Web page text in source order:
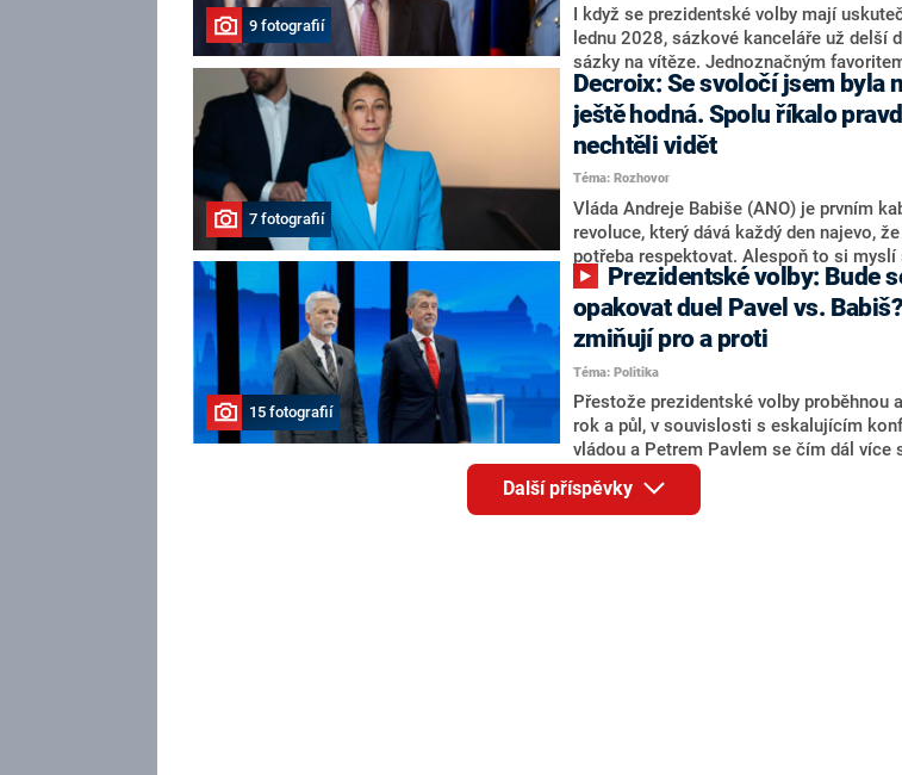
Zdeněk Nytra redakci řekl, že počítá s
některých senátorů z klubu a že Naše
nepřítel, ale soupeř.
9 fotografií
I když se prezidentské volby mají
lednu 2028, sázkové kanceláře už delší
sázky na vítěze. Jednoznačným
hlava státu Petr Pavel. Daleko za ním
zmiňují dva výrazné politiky ANO, tedy
Andreje Babiše a ministra průmyslu
Oblíbeným tipem samotných sázkařů je
Motoristy Filip Turek. Politolog Jan
o případné kandidatuře kohokoliv ze
značně pochybuje. Podle něj současná
nemá osobu, která by Pavlovi mohla
7 fotografií
Decroix: Se svoločí jsem byla
ještě hodná. Spolu říkalo
nechtěli vidět
Téma: Rozhovor
Vláda Andreje Babiše (ANO) je prvním
revoluce, který dává každý den najevo,
potřeba respektovat. Alespoň to si myslí
ministryně spravedlnosti ODS Eva
rozhovoru pro CNN Prima NEWS si
ohledně politického výkonu svého
Tejce (za ANO) či vládní zmocněnkyně
práva Taťány Malé (ANO). Označením
adresu vlády prý byla ještě hodná.
vrátila k volební porážce koalice Spolu či
hnutí Naše Česko Martina Kuby.
15 fotografií
opakovat duel Pavel vs.
zmiňují pro a proti
Téma: Politika
Přestože prezidentské volby proběhnou
rok a půl, v souvislosti s eskalujícím
vládou a Petrem Pavlem se čím dál více
tom, koho by do bitvy o Hrad mohla
koalice. Někteří političtí komentátoři
jméno premiéra Andreje Babiše (ANO).
Další příspěvky